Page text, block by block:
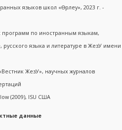
языков школ «Өрлеу», 2023 г. -
программ по иностранным языкам,
русского языка и литературе в ЖезУ имени
ЖезУ», научных журналов
(2009), ISU США
данные